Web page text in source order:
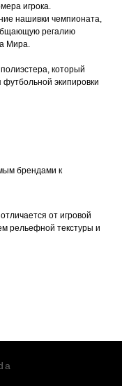
игрока.
нашивки чемпионата,
регалию
Мира.
который
экипировки
брендами к
от игровой
рельефной текстуры и